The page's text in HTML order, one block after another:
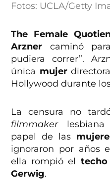
Fotos: UCLA/Getty
The Female
Arzner caminó
pudiera correr”.
única mujer
Hollywood durante
La censura no
filmmakerlesbiana
papel de las
ignoraron por años
ella rompió el
Gerwig.